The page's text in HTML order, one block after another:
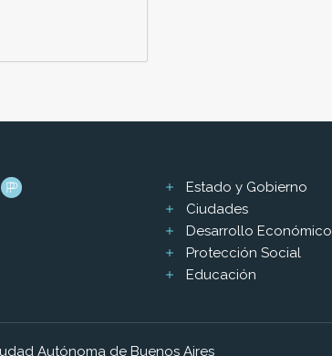
Estado y Gobierno
Ciudades
Desarrollo Económico
Protección Social
Educación
Autónoma de Buenos Aires